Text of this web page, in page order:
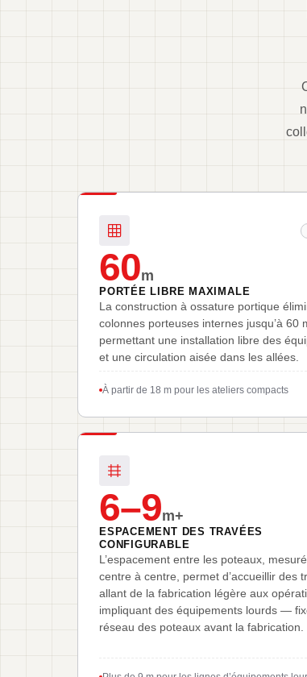
60m
PORTÉE LIBRE MAXIMALE
La construction à ossature portique
colonnes porteuses internes jusqu’à 60
permettant une installation libre des
et une circulation aisée dans les allées.
À partir de 18 m pour les ateliers compacts
6–9m+
ESPACEMENT DES TRAVÉES
CONFIGURABLE
L’espacement entre les poteaux,
centre à centre, permet d’accueillir des
allant de la fabrication légère aux
impliquant des équipements lourds —
réseau des poteaux avant la fabrication.